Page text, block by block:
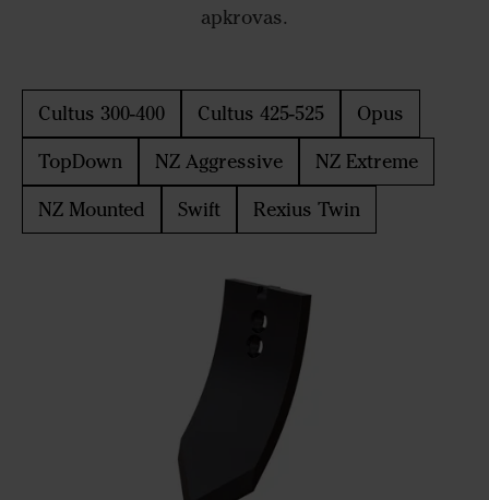
apkrovas.
Cultus 300-400 Cultus 425-525
Opus
TopDown
NZ Aggressive
NZ Extreme
NZ Mounted
Swift Rexius Twin